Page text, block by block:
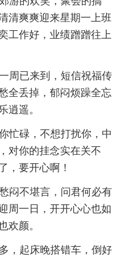
清爽爽迎来星期一上班
工作好，业绩蹭蹭往上
周已来到，短信祝福传
全丢掉，郁闷烦躁全忘
逍遥。
忙碌，不想打扰你，中
对你的挂念实在关不
，要开心啊！
闷不堪言，问君何必有
周一日，开开心心也如
欢颜。
，起床晚搭错车，倒好